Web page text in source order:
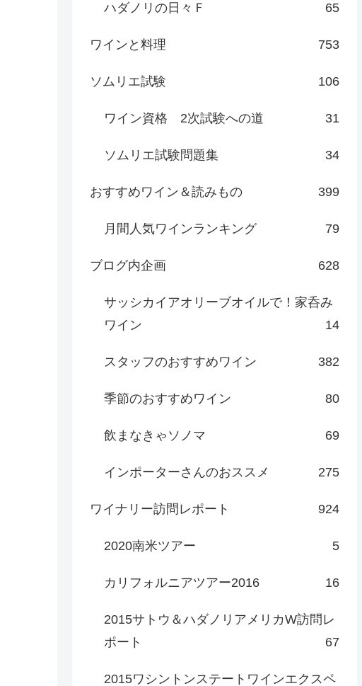
ハダノリの日々Ｆ 65
ワインと料理 753
ソムリエ試験 106
ワイン資格 2次試験への道 31
ソムリエ試験問題集 34
おすすめワイン＆読みもの 399
月間人気ワインランキング 79
ブログ内企画 628
サッシカイアオリーブオイルで！家呑み
ワイン
14
スタッフのおすすめワイン 382
季節のおすすめワイン 80
飲まなきゃソノマ 69
インポーターさんのおススメ 275
ワイナリー訪問レポート 924
2020南米ツアー 5
カリフォルニアツアー2016 16
2015サトウ＆ハダノリアメリカW訪問レ
ポート
67
2015ワシントンステートワインエクスペ